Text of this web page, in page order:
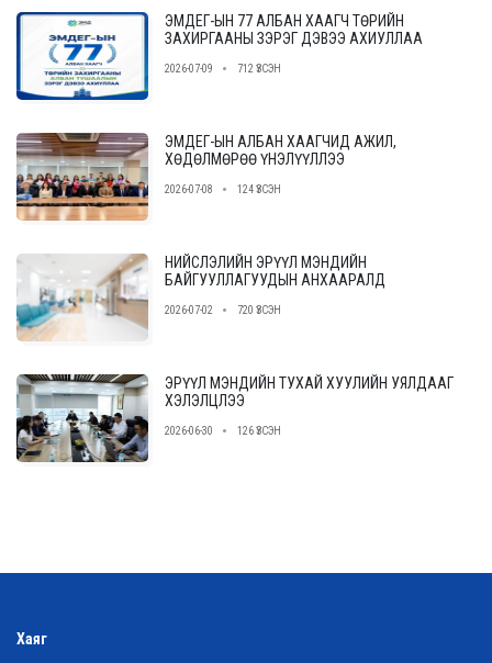
ЭМДЕГ-ЫН 77 АЛБАН ХААГЧ ТӨРИЙН
ЗАХИРГААНЫ ЗЭРЭГ ДЭВЭЭ АХИУЛЛАА
2026-07-09 712 ҮЗСЭН
ЭМДЕГ-ЫН АЛБАН ХААГЧИД АЖИЛ,
ХӨДӨЛМӨРӨӨ ҮНЭЛҮҮЛЛЭЭ
2026-07-08 124 ҮЗСЭН
НИЙСЛЭЛИЙН ЭРҮҮЛ МЭНДИЙН
БАЙГУУЛЛАГУУДЫН АНХААРАЛД
2026-07-02 720 ҮЗСЭН
ЭРҮҮЛ МЭНДИЙН ТУХАЙ ХУУЛИЙН УЯЛДААГ
ХЭЛЭЛЦЛЭЭ
2026-06-30 126 ҮЗСЭН
Хаяг